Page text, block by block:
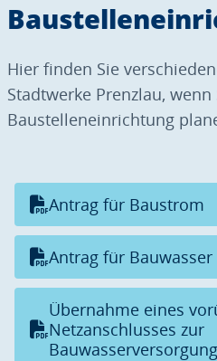
Hier finden Sie
Stadtwerke Prenzlau, wenn
Baustelleneinrichtung
Antrag für Baustrom
Antrag für Bauwasser
Übernahme eines
Netzanschlusses zur
Bauwasserversorgung